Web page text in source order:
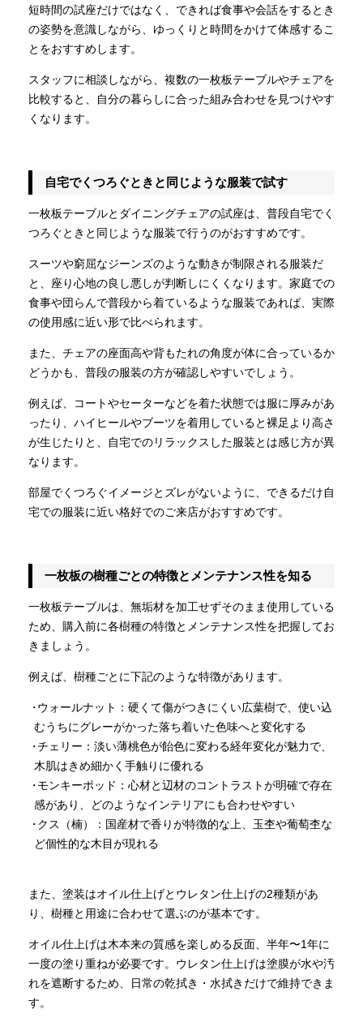
短時間の試座だけではなく、できれば食事や会話をするとき
の姿勢を意識しながら、ゆっくりと時間をかけて体感するこ
とをおすすめします。
スタッフに相談しながら、複数の一枚板テーブルやチェアを
比較すると、自分の暮らしに合った組み合わせを見つけやす
くなります。
自宅でくつろぐときと同じような服装で試す
一枚板テーブルとダイニングチェアの試座は、普段自宅でく
つろぐときと同じような服装で行うのがおすすめです。
スーツや窮屈なジーンズのような動きが制限される服装だ
と、座り心地の良し悪しが判断しにくくなります。家庭での
食事や団らんで普段から着ているような服装であれば、実際
の使用感に近い形で比べられます。
また、チェアの座面高や背もたれの角度が体に合っているか
どうかも、普段の服装の方が確認しやすいでしょう。
例えば、コートやセーターなどを着た状態では服に厚みがあ
ったり、ハイヒールやブーツを着用していると裸足より高さ
が生じたりと、自宅でのリラックスした服装とは感じ方が異
なります。
部屋でくつろぐイメージとズレがないように、できるだけ自
宅での服装に近い格好でのご来店がおすすめです。
一枚板の樹種ごとの特徴とメンテナンス性を知る
一枚板テーブルは、無垢材を加工せずそのまま使用している
ため、購入前に各樹種の特徴とメンテナンス性を把握してお
きましょう。
例えば、樹種ごとに下記のような特徴があります。
ウォールナット：硬くて傷がつきにくい広葉樹で、使い込
むうちにグレーがかった落ち着いた色味へと変化する
チェリー：淡い薄桃色が飴色に変わる経年変化が魅力で、
木肌はきめ細かく手触りに優れる
モンキーポッド：心材と辺材のコントラストが明確で存在
感があり、どのようなインテリアにも合わせやすい
クス（楠）：国産材で香りが特徴的な上、玉杢や葡萄杢な
ど個性的な木目が現れる
また、塗装はオイル仕上げとウレタン仕上げの2種類があ
り、樹種と用途に合わせて選ぶのが基本です。
オイル仕上げは木本来の質感を楽しめる反面、半年〜1年に
一度の塗り重ねが必要です。ウレタン仕上げは塗膜が水や汚
れを遮断するため、日常の乾拭き・水拭きだけで維持できま
す。